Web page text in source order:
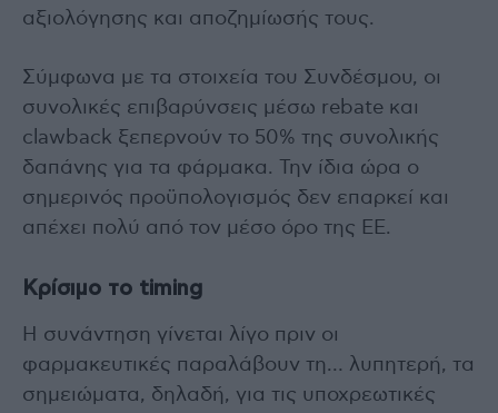
αξιολόγησης και αποζημίωσής τους.
Σύμφωνα με τα στοιχεία του Συνδέσμου, οι
συνολικές επιβαρύνσεις μέσω rebate και
clawback ξεπερνούν το 50% της συνολικής
δαπάνης για τα φάρμακα. Την ίδια ώρα ο
σημερινός προϋπολογισμός δεν επαρκεί και
απέχει πολύ από τον μέσο όρο της ΕΕ.
Κρίσιμο το timing
Η συνάντηση γίνεται λίγο πριν οι
φαρμακευτικές παραλάβουν τη… λυπητερή, τα
σημειώματα, δηλαδή, για τις υποχρεωτικές